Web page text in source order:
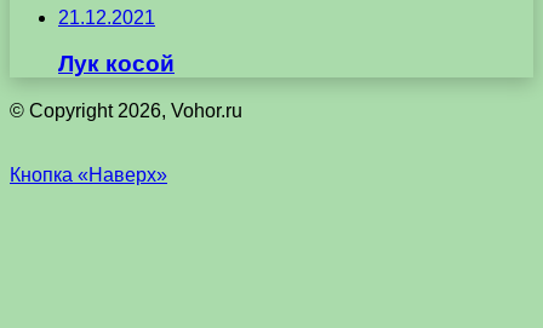
21.12.2021
Лук косой
© Copyright 2026, Vohor.ru
Кнопка «Наверх»